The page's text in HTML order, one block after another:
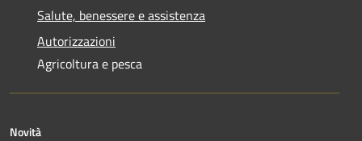
Salute, benessere e assistenza
Autorizzazioni
Agricoltura e pesca
Novità